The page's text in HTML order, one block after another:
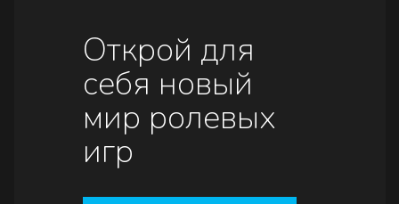
Открой для
себя новый
мир ролевых
игр